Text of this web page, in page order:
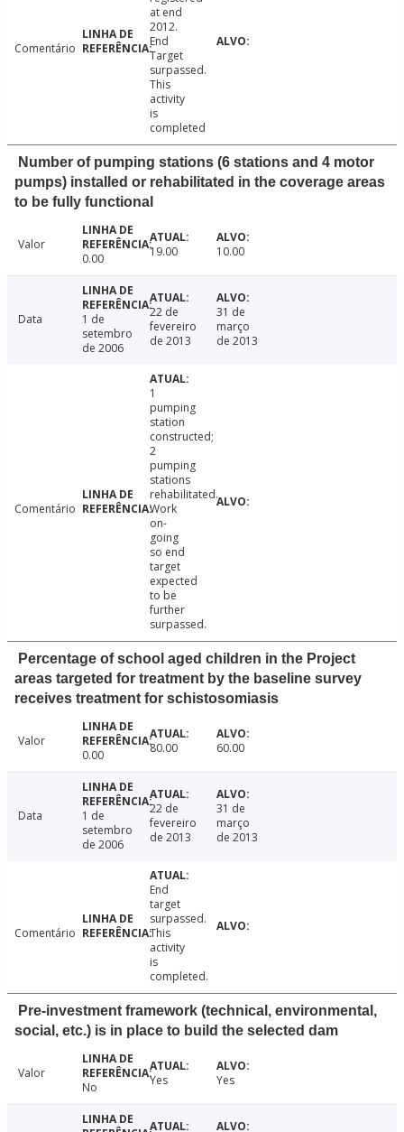
Comentário
at end
2012.
End
Target
surpassed.
This
activity
is
completed
Number of pumping stations (6 stations and 4 motor
pumps) installed or rehabilitated in the coverage areas
to be fully functional
Valor
0.00
19.00 10.00
Data
1 de
setembro
de 2006
22 de
fevereiro
de 2013
31 de
março
de 2013
Comentário
1
pumping
station
constructed;
2
pumping
stations
rehabilitated.
Work
on-
going
so end
target
expected
to be
further
surpassed.
Percentage of school aged children in the Project
areas targeted for treatment by the baseline survey
receives treatment for schistosomiasis
Valor
0.00
80.00 60.00
Data
1 de
setembro
de 2006
22 de
fevereiro
de 2013
31 de
março
de 2013
Comentário
End
target
surpassed.
This
activity
is
completed.
Pre-investment framework (technical, environmental,
social, etc.) is in place to build the selected dam
Valor
No
Yes Yes